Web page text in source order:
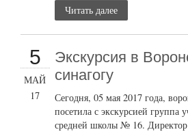
Читать далее
5
МАЙ
17
Экскурсия в
синагогу
Сегодня, 05 мая 2017 года,
посетила с экскурсией группа
средней школы № 16.